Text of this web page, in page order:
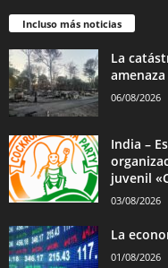
Incluso más noticias
La
06/08/2026
India –
juvenil
03/08/2026
La
01/08/2026